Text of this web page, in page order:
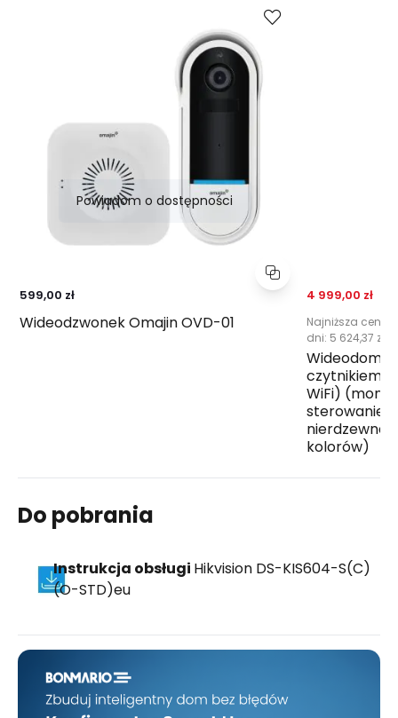
Powiadom o dostępności
599,00 zł
Wideodzwonek Omajin OVD-01
Cena
4 999,00 zł
Najniższa cena
dni: 5 624,37 zł
czytnikiem
WiFi)
sterowanie
nierdzewna
kolorów)
Do pobrania
Instrukcja obsługi Hikvision DS-KIS604-S(C)
(O-STD)eu